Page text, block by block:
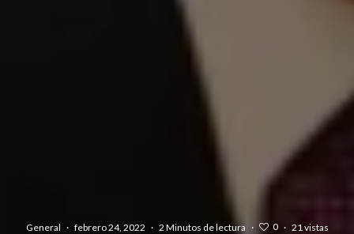
General · febrero 24, 2022 · 2 Minutos de lectura · 0 · 21 vistas